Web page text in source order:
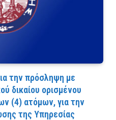
την πρόσληψη με
δικαίου ορισμένου
(4) ατόμων, για την
της Υπηρεσίας